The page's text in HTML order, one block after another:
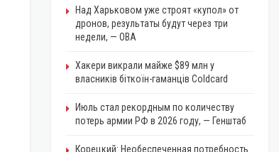
Над Харьковом уже строят «купол» от
дронов, результаты будут через три
недели, — ОВА
Хакери викрали майже $89 млн у
власників біткоїн-гаманців Coldcard
Июль стал рекордным по количеству
потерь армии РФ в 2026 году, — Генштаб
Корецкий: Необеспеченная потребность